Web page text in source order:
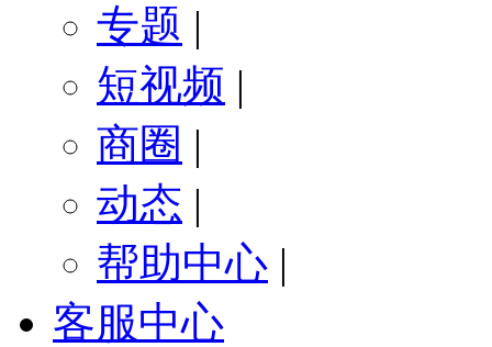
专题 |
短视频 |
商圈 |
动态 |
帮助中心 |
客服中心